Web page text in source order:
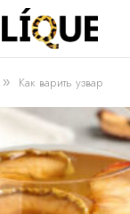
» Как варить узвар